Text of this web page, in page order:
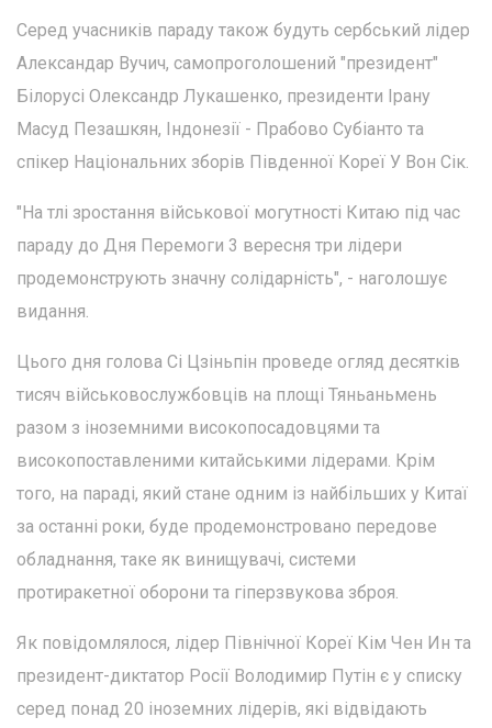
Серед учасників параду також будуть сербський лідер
Александар Вучич, самопроголошений "президент"
Білорусі Олександр Лукашенко, президенти Ірану
Масуд Пезашкян, Індонезії - Прабово Субіанто та
спікер Національних зборів Південної Кореї У Вон Сік.
"На тлі зростання військової могутності Китаю під час
параду до Дня Перемоги 3 вересня три лідери
продемонструють значну солідарність", - наголошує
видання.
Цього дня голова Сі Цзіньпін проведе огляд десятків
тисяч військовослужбовців на площі Тяньаньмень
разом з іноземними високопосадовцями та
високопоставленими китайськими лідерами. Крім
того, на параді, який стане одним із найбільших у Китаї
за останні роки, буде продемонстровано передове
обладнання, таке як винищувачі, системи
протиракетної оборони та гіперзвукова зброя.
Як повідомлялося, лідер Північної Кореї Кім Чен Ин та
президент-диктатор Росії Володимир Путін є у списку
серед понад 20 іноземних лідерів, які відвідають